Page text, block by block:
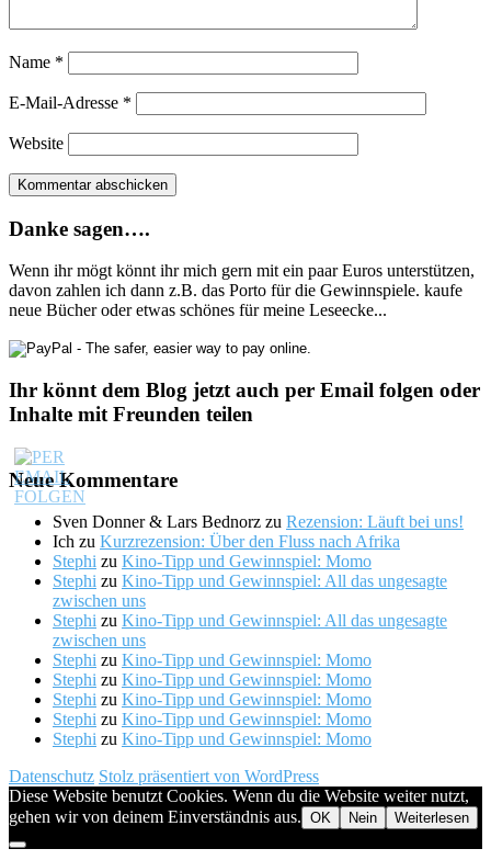
Name *
E-Mail-Adresse *
Website
Danke sagen….
Wenn ihr mögt könnt ihr mich gern mit ein paar Euros unterstützen,
davon zahlen ich dann z.B. das Porto für die Gewinnspiele. kaufe
neue Bücher oder etwas schönes für meine Leseecke...
Ihr könnt dem Blog jetzt auch per Email folgen oder
Inhalte mit Freunden teilen
Neue Kommentare
Sven Donner & Lars Bednorz zu Rezension: Läuft bei uns!
Ich zu Kurzrezension: Über den Fluss nach Afrika
Stephi zu Kino-Tipp und Gewinnspiel: Momo
Stephi zu Kino-Tipp und Gewinnspiel: All das ungesagte
zwischen uns
Stephi zu Kino-Tipp und Gewinnspiel: All das ungesagte
zwischen uns
Stephi zu Kino-Tipp und Gewinnspiel: Momo
Stephi zu Kino-Tipp und Gewinnspiel: Momo
Stephi zu Kino-Tipp und Gewinnspiel: Momo
Stephi zu Kino-Tipp und Gewinnspiel: Momo
Stephi zu Kino-Tipp und Gewinnspiel: Momo
Datenschutz Stolz präsentiert von WordPress
Diese Website benutzt Cookies. Wenn du die Website weiter nutzt,
gehen wir von deinem Einverständnis aus. OK Nein Weiterlesen